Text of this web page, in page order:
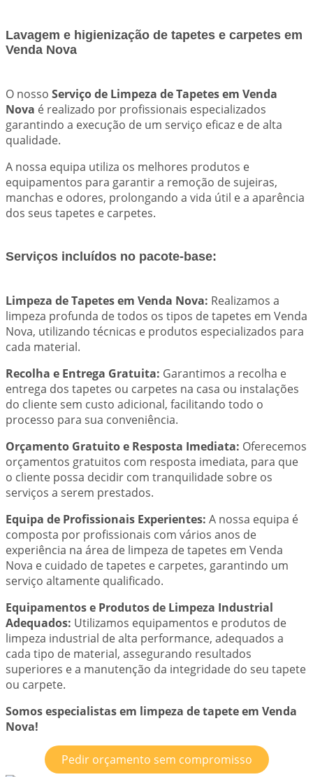
Lavagem e higienização de tapetes e carpetes em
Venda Nova
O nosso Serviço de Limpeza de Tapetes em Venda
Nova é realizado por profissionais especializados
garantindo a execução de um serviço eficaz e de alta
qualidade.
A nossa equipa utiliza os melhores produtos e
equipamentos para garantir a remoção de sujeiras,
manchas e odores, prolongando a vida útil e a aparência
dos seus tapetes e carpetes.
Serviços incluídos no pacote-base:
Limpeza de Tapetes em Venda Nova: Realizamos a
limpeza profunda de todos os tipos de tapetes em Venda
Nova, utilizando técnicas e produtos especializados para
cada material.
Recolha e Entrega Gratuita: Garantimos a recolha e
entrega dos tapetes ou carpetes na casa ou instalações
do cliente sem custo adicional, facilitando todo o
processo para sua conveniência.
Orçamento Gratuito e Resposta Imediata: Oferecemos
orçamentos gratuitos com resposta imediata, para que
o cliente possa decidir com tranquilidade sobre os
serviços a serem prestados.
Equipa de Profissionais Experientes: A nossa equipa é
composta por profissionais com vários anos de
experiência na área de limpeza de tapetes em Venda
Nova e cuidado de tapetes e carpetes, garantindo um
serviço altamente qualificado.
Equipamentos e Produtos de Limpeza Industrial
Adequados: Utilizamos equipamentos e produtos de
limpeza industrial de alta performance, adequados a
cada tipo de material, assegurando resultados
superiores e a manutenção da integridade do seu tapete
ou carpete.
Somos especialistas em limpeza de tapete em Venda
Nova!
Pedir orçamento sem compromisso